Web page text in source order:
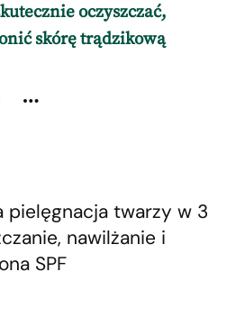
oczyszczać,
skórę trądzikową
pielęgnacja twarzy w 3
nawilżanie i
SPF